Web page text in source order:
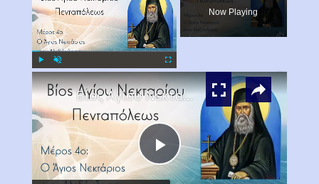
Now Playing
×
Play
Βίος Αγίου Νεκταρίου Μέρος 4ο